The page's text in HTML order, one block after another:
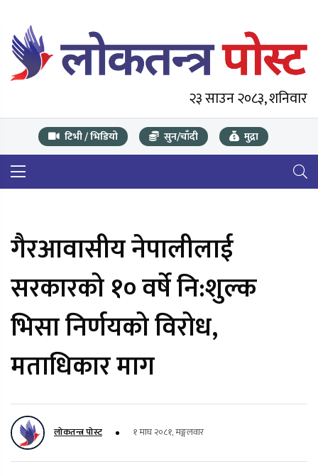
२३ साउन २०८३, शनिवार
टिभी / भिडियो सुन/चाँदी मुद्रा
गैरआवासीय नेपालीलाई
सरकारको १० वर्षे नि:शुल्क
भिसा निर्णयको विरोध,
मताधिकार माग
लोकतन्त्र पोस्ट १ माघ २०८१, मङ्गलवार